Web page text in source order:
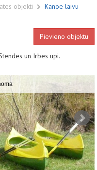
objekti
Kanoe laivu
Pievieno objektu
un Irbes upi.